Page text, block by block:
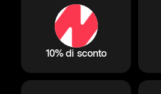
10% di sconto